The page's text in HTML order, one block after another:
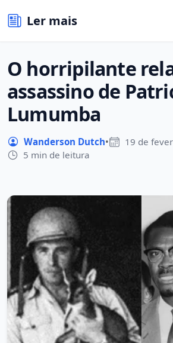
Ler mais
O horripilante
assassino de
Lumumba
Wanderson Dutch• 19 de
5 min de leitura